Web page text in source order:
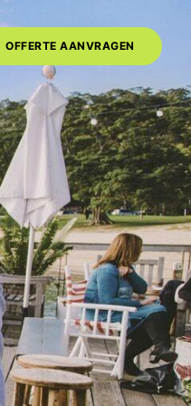
OFFERTE AANVRAGEN